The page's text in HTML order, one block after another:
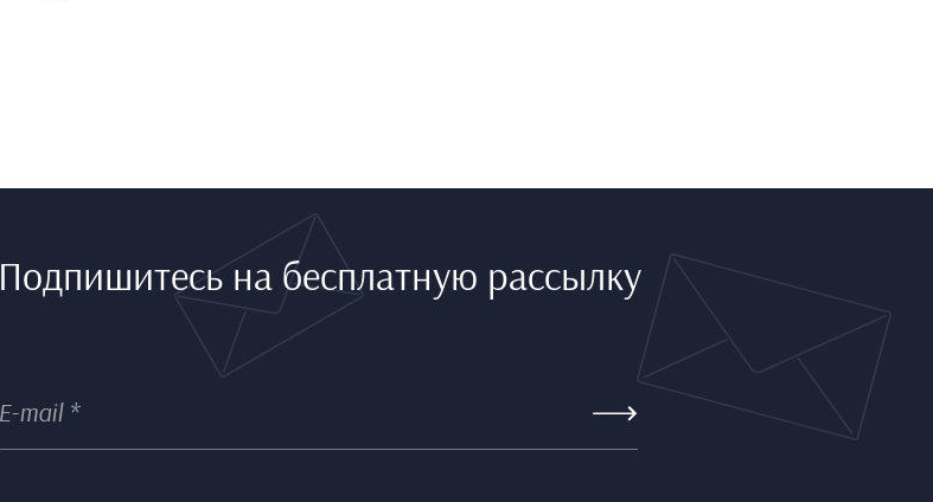
Подпишитесь на бесплатную рассылку